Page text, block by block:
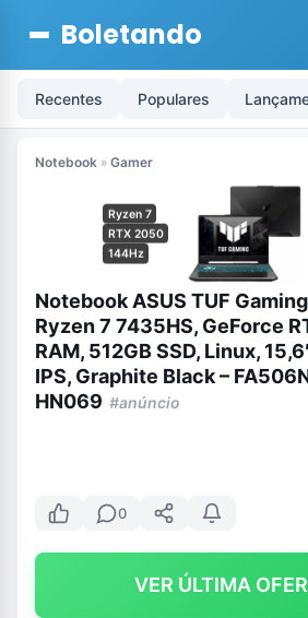
Boletando
Recentes Populares
Notebook » Gamer
Ryzen 7
RTX 2050
144Hz
Notebook ASUS TUF
Ryzen 7 7435HS, GeForce
RAM, 512GB SSD, Linux,
IPS, Graphite Black –
HN069 #anúncio
0
VER ÚLTIMA